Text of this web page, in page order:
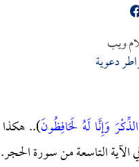
ويب
دعوية
وَإِنَّا لَهُ لَحَافِظُونَ).. هكذا
الآية التاسعة من سورة الحجر.